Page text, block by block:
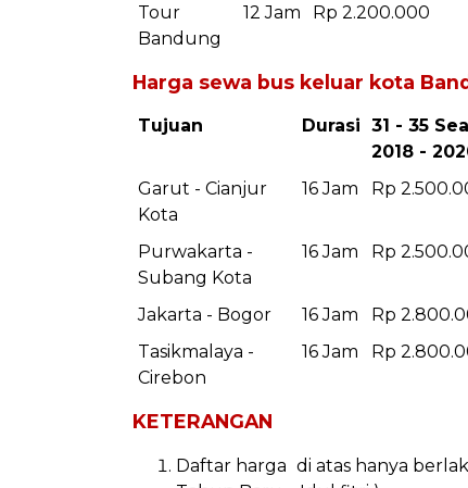
Tour
Bandung
12 Jam Rp 2.200.000
Harga sewa bus keluar kota
Tujuan Durasi 31 - 35
2018 -
Garut - Cianjur
Kota
16 Jam Rp
Purwakarta -
Subang Kota
16 Jam Rp
Jakarta - Bogor 16 Jam Rp
Tasikmalaya -
Cirebon
16 Jam Rp
KETERANGAN
Daftar harga di atas hanya